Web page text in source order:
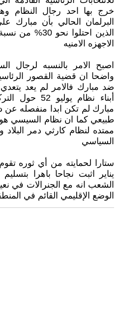
خرج بها احد رجال النظام
البرلمان الحالي بأن مبارك
الذين احتلوا
الاجهزه الامنيه
اصبح الامر بالنسبه لرجال
واضحا ان قضية القصور
ضد مبارك فالامر لم يعد
أبناء نظام
طبيعي كما ان نظام السيسي
ممتده لنظام كارثي دمر البلاد
السياسي
ستارا لحمايته من أي ثوره
يناير اثبت نجاحا باهرا
الشعب انه مع الجنرالات في
الوضع الإقليمي القائم في